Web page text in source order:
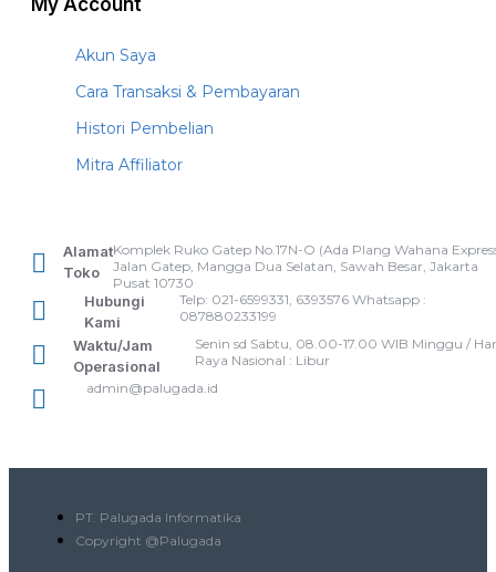
Akun Saya
Cara Transaksi & Pembayaran
Histori Pembelian
Mitra Affiliator
Alamat
Toko
Komplek Ruko Gatep No.17N-O (Ada Plang Wahana
Jalan Gatep, Mangga Dua Selatan, Sawah Besar, Jakarta
Pusat 10730
Hubungi
Kami
Telp: 021-6599331, 6393576 Whatsapp :
087880233199
Waktu/Jam
Operasional
Senin sd Sabtu, 08.00-17.00 WIB Minggu /
Raya Nasional : Libur
admin@palugada.id
PT. Palugada Informatika
Copyright @Palugada